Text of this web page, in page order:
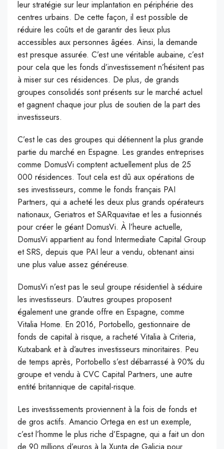
leur stratégie sur leur implantation en périphérie des
centres urbains. De cette façon, il est possible de
réduire les coûts et de garantir des lieux plus
accessibles aux personnes âgées. Ainsi, la demande
est presque assurée. C’est une véritable aubaine, c’est
pour cela que les fonds d’investissement n’hésitent pas
à miser sur ces résidences. De plus, de grands
groupes consolidés sont présents sur le marché actuel
et gagnent chaque jour plus de soutien de la part des
investisseurs.
C’est le cas des groupes qui détiennent la plus grande
partie du marché en Espagne. Les grandes entreprises
comme DomusVi comptent actuellement plus de 25
000 résidences. Tout cela est dû aux opérations de
ses investisseurs, comme le fonds français PAI
Partners, qui a acheté les deux plus grands opérateurs
nationaux, Geriatros et SARquavitae et les a fusionnés
pour créer le géant DomusVi. À l’heure actuelle,
DomusVi appartient au fond Intermediate Capital Group
et SRS, depuis que PAI leur a vendu, obtenant ainsi
une plus value assez généreuse.
DomusVi n’est pas le seul groupe résidentiel à séduire
les investisseurs. D’autres groupes proposent
également une grande offre en Espagne, comme
Vitalia Home. En 2016, Portobello, gestionnaire de
fonds de capital à risque, a racheté Vitalia à Criteria,
Kutxabank et à d’autres investisseurs minoritaires. Peu
de temps après, Portobello s’est débarrassé à 90% du
groupe et vendu à CVC Capital Partners, une autre
entité britannique de capital-risque.
Les investissements proviennent à la fois de fonds et
de gros actifs. Amancio Ortega en est un exemple,
c’est l’homme le plus riche d’Espagne, qui a fait un don